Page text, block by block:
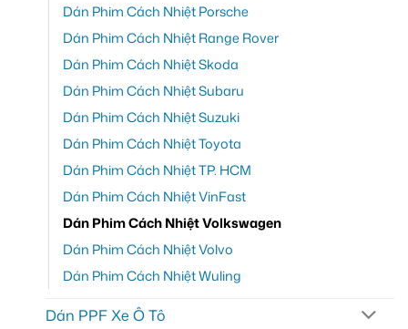
Dán Phim Cách Nhiệt Porsche
Dán Phim Cách Nhiệt Range Rover
Dán Phim Cách Nhiệt Skoda
Dán Phim Cách Nhiệt Subaru
Dán Phim Cách Nhiệt Suzuki
Dán Phim Cách Nhiệt Toyota
Dán Phim Cách Nhiệt TP. HCM
Dán Phim Cách Nhiệt VinFast
Dán Phim Cách Nhiệt Volkswagen
Dán Phim Cách Nhiệt Volvo
Dán Phim Cách Nhiệt Wuling
Dán PPF Xe Ô Tô